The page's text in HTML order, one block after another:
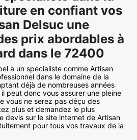
en confiant vos
Delsuc une
prix abordables à
dans le 72400
à un spécialiste comme Artisan
dans le domaine de la
déjà de nombreuses années
peut donc vous assurer une pleine
vous ne serez pas déçu des
plus et demandez le plus
devis sur le site internet de Artisan
pour tous vos travaux de la